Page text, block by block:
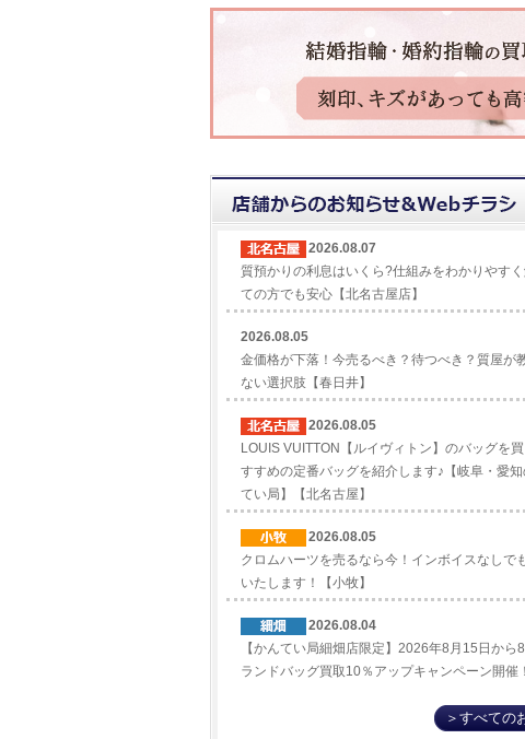
2026.08.07
質預かりの利息はいくら?仕組みをわかりやす
ての方でも安心【北名古屋店】
2026.08.05
金価格が下落！今売るべき？待つべき？質屋が
ない選択肢【春日井】
2026.08.05
LOUIS VUITTON【ルイヴィトン】のバッグを
すすめの定番バッグを紹介します♪【岐阜・愛
てい局】【北名古屋】
2026.08.05
クロムハーツを売るなら今！インボイスなしで
いたします！【小牧】
2026.08.04
【かんてい局細畑店限定】2026年8月15日から
ランドバッグ買取10％アップキャンペーン開催
＞すべての